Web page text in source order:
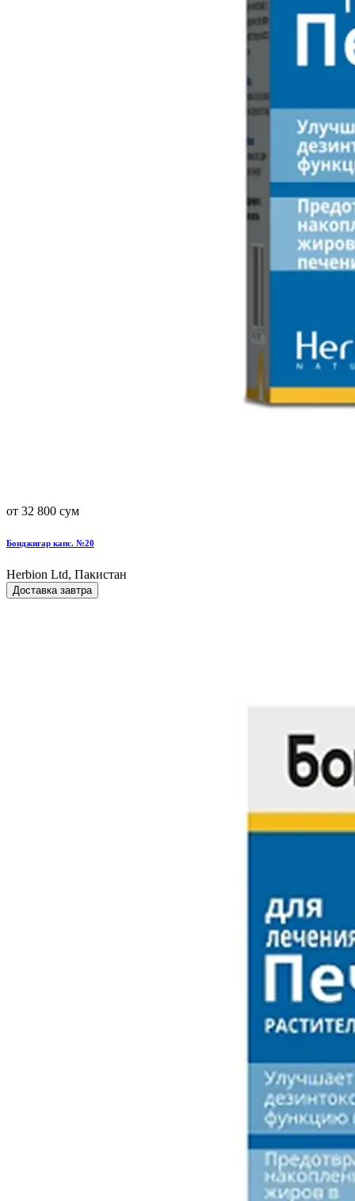
от 32 800 сум
Бонджигар капс. №20
Herbion Ltd, Пакистан
Доставка завтра